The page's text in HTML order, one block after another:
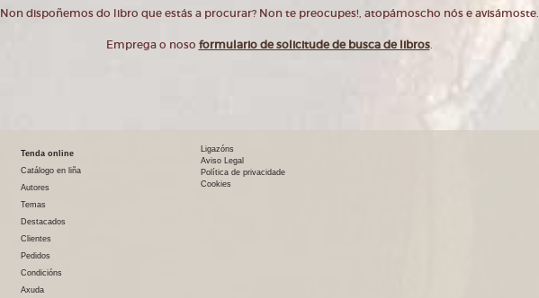
Non dispoñemos do libro que estás a procurar? Non te preocupes!, atopámoscho nós e avisámoste.
Emprega o noso formulario de solicitude de busca de libros.
Tenda online
Catálogo en liña
Autores
Temas
Destacados
Clientes
Pedidos
Condicións
Axuda
Ligazóns
Aviso Legal
Política de privacidade
Cookies